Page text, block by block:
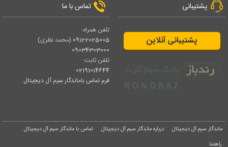
پشتیبانی
پشتیبانی آنلاین
تماس با ما
تلفن همراه:
09122025005 (محمد نظری)
09034303000
تلفن ثابت:
02191014644
فرم تماس باماندگار سیم آل دیجیتال
ماندگار سیم آل دیجیتال درباره ماندگار سیم آل دیجیتال
تماس با ماندگار سیم آل دیجیتال
راهنما